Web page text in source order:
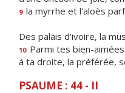
9 la myrrhe et l'aloès parf
Des palais d'ivoire, la mus
10 Parmi tes bien-
à ta droite, la préférée,
PSAUME : 44 - II